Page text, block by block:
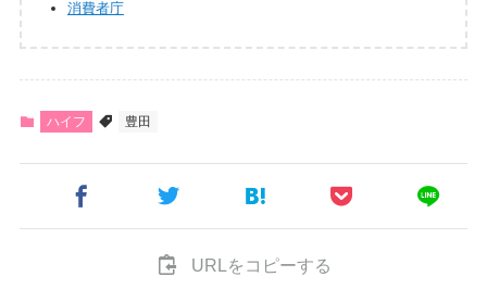
消費者庁
ハイフ 豊田
URLをコピーする